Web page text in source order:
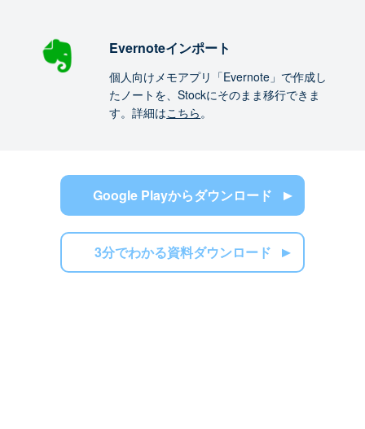
Evernoteインポート
個人向けメモアプリ「Evernote」で作成し
たノートを、Stockにそのまま移行できま
す。詳細はこちら。
Google Playからダウンロード
3分でわかる資料ダウンロード